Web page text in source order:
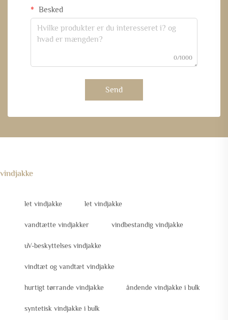
Besked
0/1000
Send
vindjakke
let vindjakke let vindjakke
vandtætte vindjakker vindbestandig vindjakke
uV-beskyttelses vindjakke
vindtæt og vandtæt vindjakke
hurtigt tørrande vindjakke åndende vindjakke i bulk
syntetisk vindjakke i bulk